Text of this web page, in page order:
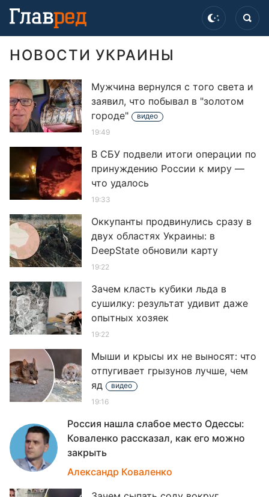
НОВОСТИ УКРАИНЫ
Мужчина вернулся с того света и
заявил, что побывал в "золотом
городе"
видео
19:49
В СБУ подвели итоги операции по
принуждению России к миру —
что удалось
19:33
Оккупанты продвинулись сразу в
двух областях Украины: в
DeepState обновили карту
19:22
Зачем класть кубики льда в
сушилку: результат удивит даже
опытных хозяек
19:22
Мыши и крысы их не выносят: что
отпугивает грызунов лучше, чем
яд
видео
19:16
Россия нашла слабое место Одессы:
Коваленко рассказал, как его можно
закрыть
Александр Коваленко